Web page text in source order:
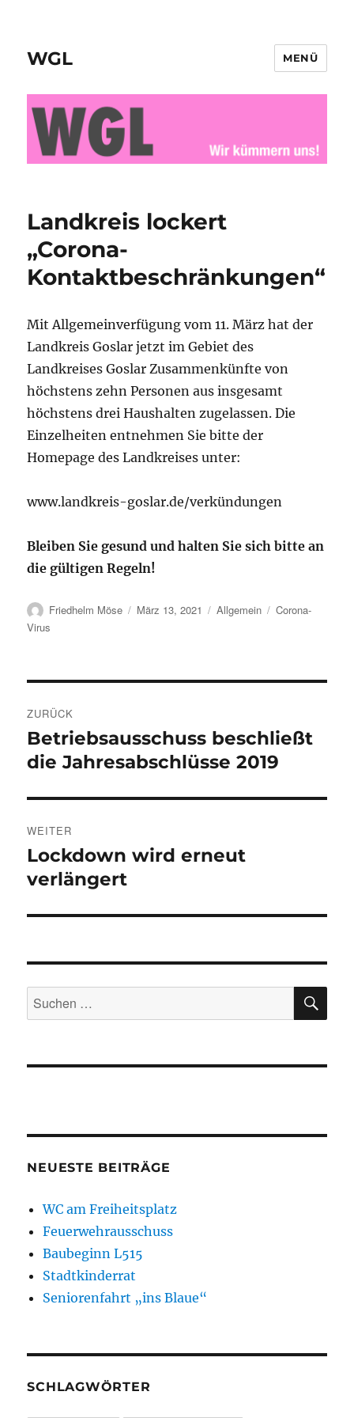
WGL MENÜ
Landkreis lockert
„Corona-
Kontaktbeschränkungen“
Mit Allgemeinverfügung vom 11. März hat der
Landkreis Goslar jetzt im Gebiet des
Landkreises Goslar Zusammenkünfte von
höchstens zehn Personen aus insgesamt
höchstens drei Haushalten zugelassen. Die
Einzelheiten entnehmen Sie bitte der
Homepage des Landkreises unter:
www.landkreis-goslar.de/verkündungen
Bleiben Sie gesund und halten Sie sich bitte an
die gültigen Regeln!
Autor
Friedhelm Möse
Veröffentlicht
März 13, 2021 Kategorien
Allgemein Schlagwörter
Corona-
Virus
ZURÜCK
Vorheriger
Beitrag:
Betriebsausschuss beschließt
die Jahresabschlüsse 2019
WEITER
Nächster
Beitrag:
Lockdown wird erneut
verlängert
Suchen
nach:
NEUESTE BEITRÄGE
WC am Freiheitsplatz
Feuerwehrausschuss
Baubeginn L515
Stadtkinderrat
Seniorenfahrt „ins Blaue“
SCHLAGWÖRTER